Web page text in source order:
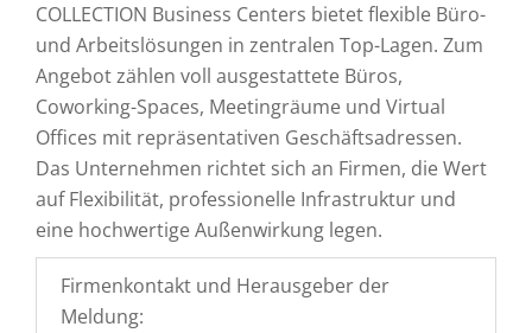
COLLECTION Business Centers bietet flexible Büro-
und Arbeitslösungen in zentralen Top-Lagen. Zum
Angebot zählen voll ausgestattete Büros,
Coworking-Spaces, Meetingräume und Virtual
Offices mit repräsentativen Geschäftsadressen.
Das Unternehmen richtet sich an Firmen, die Wert
auf Flexibilität, professionelle Infrastruktur und
eine hochwertige Außenwirkung legen.
Firmenkontakt und Herausgeber der
Meldung: